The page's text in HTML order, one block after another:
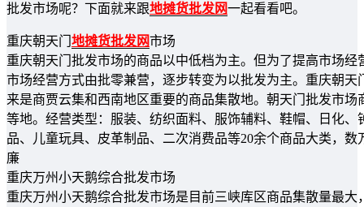
批发市场呢？下面就来跟地摊货批发网一起看看吧。
重庆朝天门 地摊货批发网市场
重庆朝天门批发市场的商品以中低档为主。但为了提高市场
市场经营方式由批零兼营，逐步转变为以批发为主。重庆朝
来是商贾云集和西南地区重要的商品集散地。朝天门批发市
等地。经营类型：服装、纺织面料、服饰辅料、鞋帽、日化
品、儿童玩具、皮革制品、二次消费品等20余个商品大类，
廉
重庆万州小天鹅综合批发市场
重庆万州小天鹅综合批发市场是目前三峡库区商品集散量最